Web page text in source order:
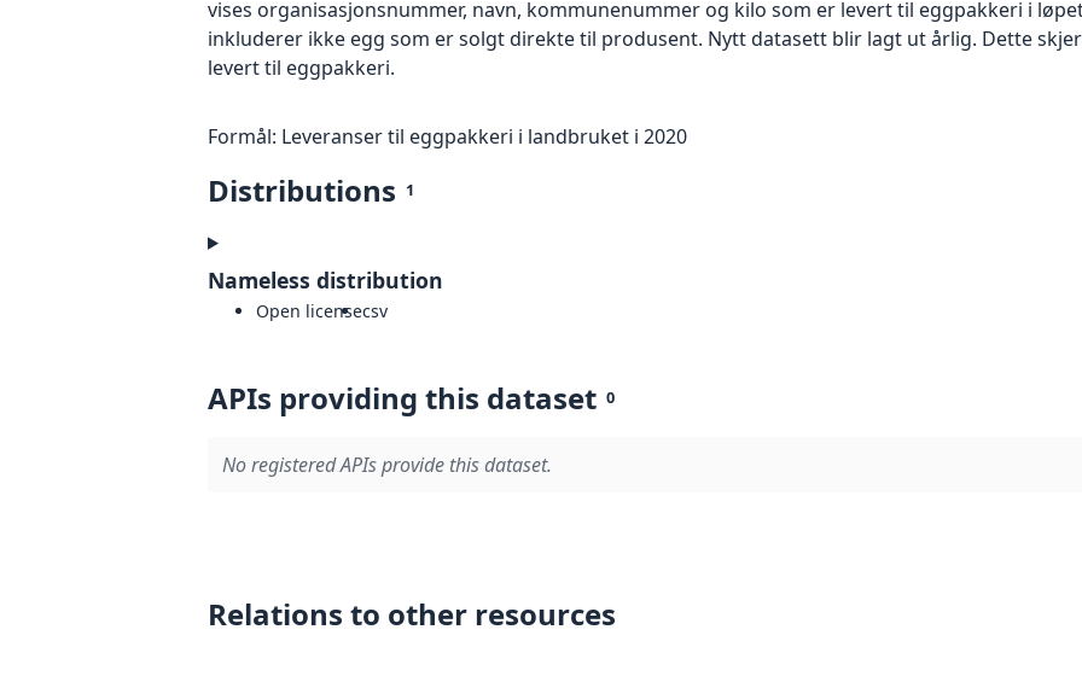
vises organisasjonsnummer, navn, kommunenummer og kilo som er levert til eggpakkeri i
inkluderer ikke egg som er solgt direkte til produsent. Nytt datasett blir lagt ut årlig. Dette
levert til eggpakkeri.
Formål: Leveranser til eggpakkeri i landbruket i 2020
Distributions 1
Nameless distribution
Open licensecsv
APIs providing this dataset 0
No registered APIs provide this dataset.
Relations to other resources